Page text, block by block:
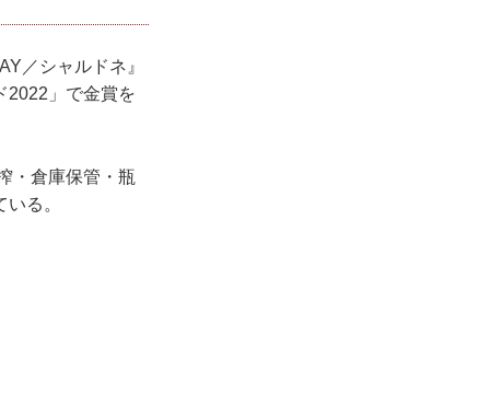
／シャルドネ』
2022」で金賞を
・倉庫保管・瓶
る。